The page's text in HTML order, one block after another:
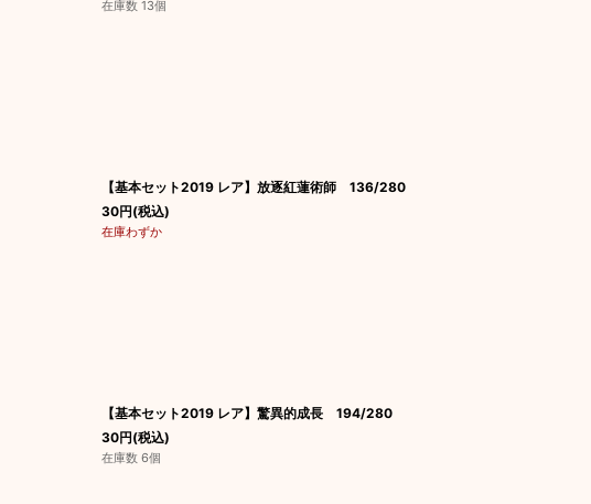
在庫数 13個
【基本セット2019 レア】放逐紅蓮術師 136/280
30円(税込)
在庫わずか
【基本セット2019 レア】驚異的成長 194/280
30円(税込)
在庫数 6個